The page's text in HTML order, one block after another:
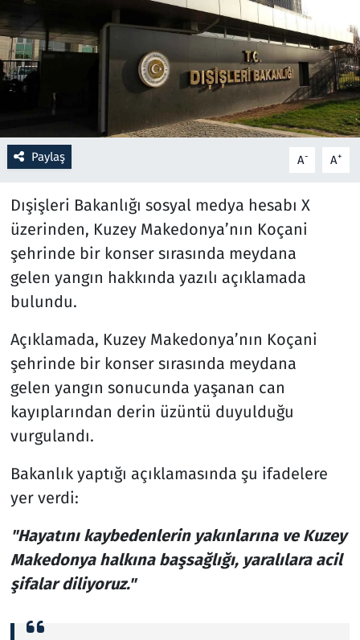
Paylaş A- A+
Dışişleri Bakanlığı sosyal medya hesabı X
üzerinden, Kuzey Makedonya’nın Koçani
şehrinde bir konser sırasında meydana
gelen yangın hakkında yazılı açıklamada
bulundu.
Açıklamada, Kuzey Makedonya’nın Koçani
şehrinde bir konser sırasında meydana
gelen yangın sonucunda yaşanan can
kayıplarından derin üzüntü duyulduğu
vurgulandı.
Bakanlık yaptığı açıklamasında şu ifadelere
yer verdi:
"Hayatını kaybedenlerin yakınlarına ve Kuzey
Makedonya halkına başsağlığı, yaralılara acil
şifalar diliyoruz."
Ramazan
Resmi İlanlar
Rüya Tabirleri
Sağlık
Savunma Sanayi
Seçim 2023
Spor
Televizyon